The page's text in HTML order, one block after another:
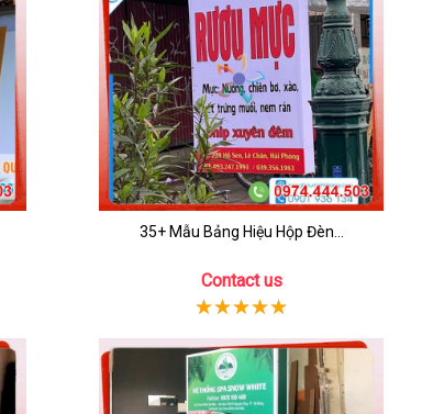
35+ Mẫu Bảng Hiệu Hộp Đèn...
Contact us